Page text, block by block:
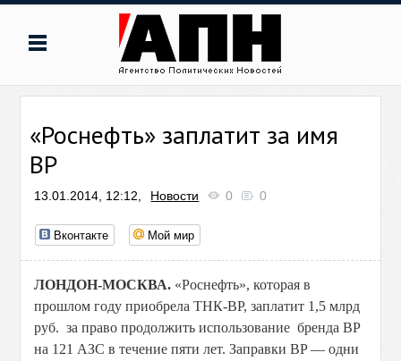
«Роснефть» заплатит за имя
BP
13.01.2014, 12:12, Новости 0 0
Вконтакте Мой мир
ЛОНДОН-МОСКВА. «Роснефть», которая в
прошлом году приобрела ТНК-BP, заплатит 1,5 млрд
руб. за право продолжить использование бренда BP
на 121 АЗС в течение пяти лет. Заправки BP — одни